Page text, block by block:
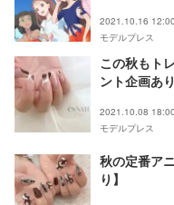
2021.10.16 12:00
モデルプレス
この秋もト
ント企画あり
2021.10.08 18:00
モデルプレス
秋の定番ア
り】